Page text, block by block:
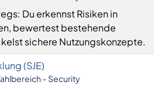
Du erkennst Risiken in
bewertest bestehende
sichere Nutzungskonzepte.
(SJE)
– Security